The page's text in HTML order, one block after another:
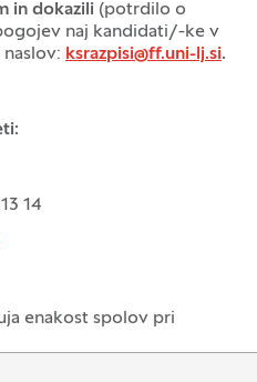
in dokazili (potrdilo o
naj kandidati/-ke v
ksrazpisi@ff.uni-lj.si.
14
enakost spolov pri